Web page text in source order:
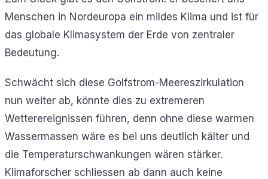
Menschen in Nordeuropa ein mildes Klima und ist für
das globale Klimasystem der Erde von zentraler
Bedeutung.
Schwächt sich diese Golfstrom-Meereszirkulation
nun weiter ab, könnte dies zu extremeren
Wetterereignissen führen, denn ohne diese warmen
Wassermassen wäre es bei uns deutlich kälter und
die Temperaturschwankungen wären stärker.
Klimaforscher schliessen ab dann auch keine